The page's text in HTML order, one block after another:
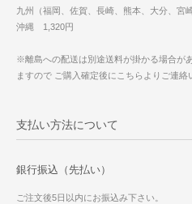
九州（福岡、佐賀、長崎、熊本、大分、宮
沖縄 1,320円
※離島への配送は別途送料が掛かる場合が
ますので ご購入確定後にこちらよりご連絡
支払い方法について
銀行振込（先払い）
ご注文後5日以内にお振込み下さい。